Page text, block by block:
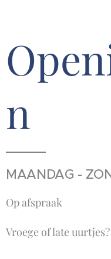
n
MAANDAG -
Op afspraak
Vroege of late